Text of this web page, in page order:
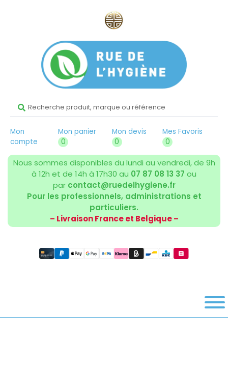
Mon
compte
Mon panier
0
Mon devis
0
Mes Favoris
0
Nous sommes disponibles du lundi au vendredi, de 9h
à 12h et de 14h à 17h30 au 07 87 08 13 37 ou
par contact@ruedelhygiene.fr
Pour les professionnels, administrations et
particuliers.
– Livraison France et Belgique –